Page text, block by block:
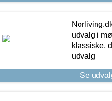
udvalg i
klassiske,
udvalg.
Se